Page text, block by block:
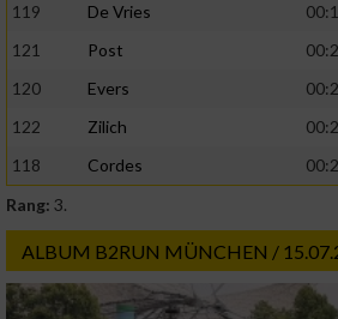
119 De Vries
121
Post
120
Evers
122
Zilich
118
Cordes
Rang: 3.
ALBUM B2RUN MÜNCHEN /